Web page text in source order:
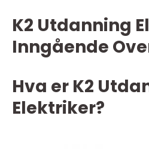
K2 Utdanning
Inngående
Hva er K2
Elektriker?